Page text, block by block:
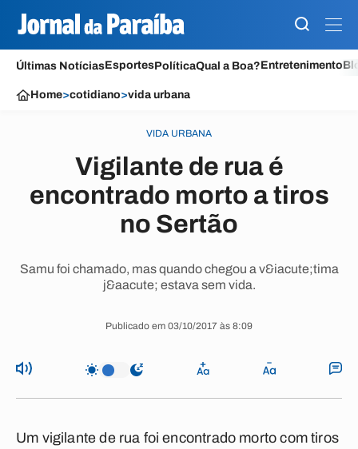
Últimas NotíciasEsportesPolíticaQual a Boa?Entretenimento
Home>cotidiano>vida urbana
VIDA URBANA
Vigilante de rua é
encontrado morto a tiros
no Sertão
Samu foi chamado, mas quando chegou a v&iacute;tima
j&aacute; estava sem vida.
Publicado em 03/10/2017 às 8:09
Um vigilante de rua foi encontrado morto com tiros